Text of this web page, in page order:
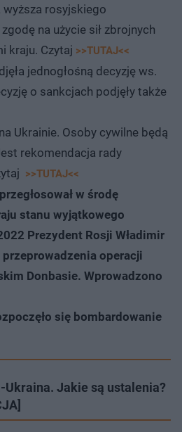
wyższa rosyjskiego
na użycie sił zbrojnych
kraju. Czytaj >>TUTAJ<<
jednogłośną decyzję ws.
o sankcjach podjęły także
Ukrainie. Osoby cywilne będą
rekomendacja rady
>>TUTAJ<<
w środę
stanu wyjątkowego
Prezydent Rosji Władimir
przeprowadzenia operacji
Donbasie. Wprowadzono
się bombardowanie
Ukraina. Jakie są ustalenia?